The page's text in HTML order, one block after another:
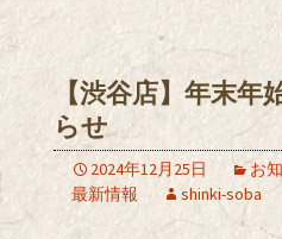
【渋谷店】年末年
らせ
2024年12月25日 お
最新情報
shinki-soba